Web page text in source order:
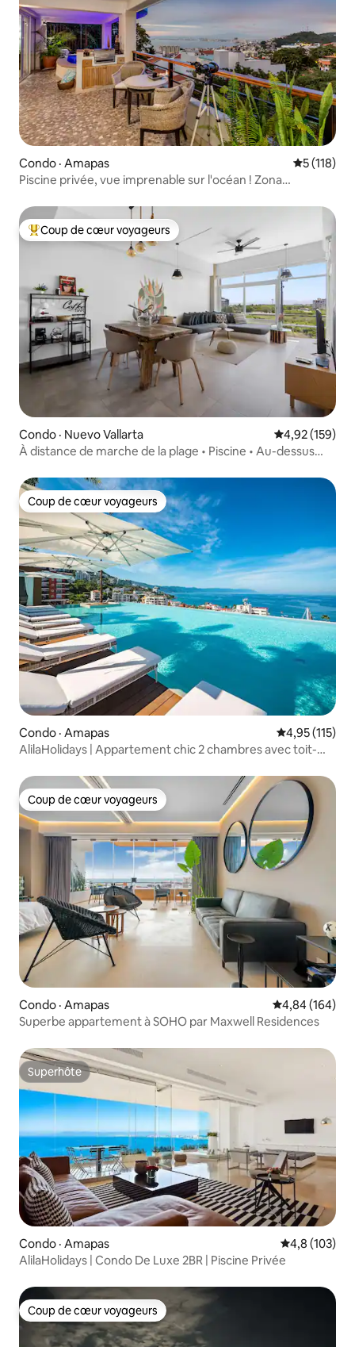
Condo · Amapas Note
5 (118)
Piscine privée, vue imprenable sur l'océan ! Zona
Coup de cœur voyageurs parmi les plus aimés
Coup de cœur voyageurs
Condo · Nuevo Vallarta Note
4,92 (159)
À distance de marche de la plage • Piscine • Au-dessus
Coup de cœur voyageurs
Coup de cœur voyageurs
Condo · Amapas Note
4,95 (115)
AlilaHolidays | Appartement chic 2 chambres avec toit-
Coup de cœur voyageurs
Coup de cœur voyageurs
Condo · Amapas Note
4,84 (164)
Superbe appartement à SOHO par Maxwell Residences
Superhôte
Superhôte
Condo · Amapas Note
4,8 (103)
AlilaHolidays | Condo De Luxe 2BR | Piscine Privée
Coup de cœur voyageurs
Coup de cœur voyageurs